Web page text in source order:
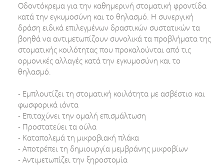
Οδοντόκρεμα για την καθημερινή στοματική φροντίδα
κατά την εγκυμοσύνη και το θηλασμό. Η συνεργική
δράση ειδικά επιλεγμένων δραστικών συστατικών τα
βοηθά να αντιμετωπίζουν συνολικά τα προβλήματα της
στοματικής κοιλότητας που προκαλούνται από τις
ορμονικές αλλαγές κατά την εγκυμοσύνη και το
θηλασμό.
- Εμπλουτίζει τη στοματική κοιλότητα με ασβέστιο και
φωσφορικά ιόντα
- Επιταχύνει την ομαλή επισμάλτωση
- Προστατεύει τα ούλα
- Καταπολεμά τη μικροβιακή πλάκα
- Αποτρέπει τη δημιουργία μεμβράνης μικροβίων
- Αντιμετωπίζει την ξηροστομία